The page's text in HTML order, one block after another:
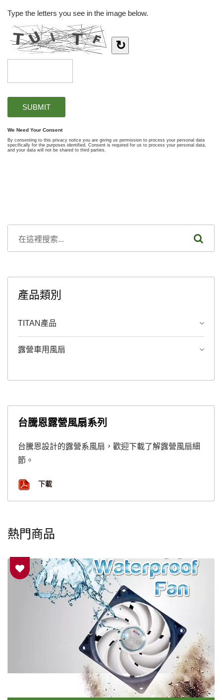
產品類別
TITAN產品
露營車用風扇
台騰恩露營風扇系列
台騰恩設計的露營系風扇，歡迎下載了解露營風扇細
節。
下載
熱門商品